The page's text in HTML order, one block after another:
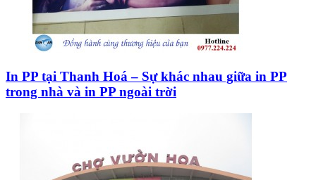
In PP tại Thanh Hoá – Sự khác nhau giữa in PP
trong nhà và in PP ngoài trời